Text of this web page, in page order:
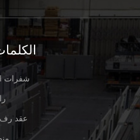
شفرات
عقد رف